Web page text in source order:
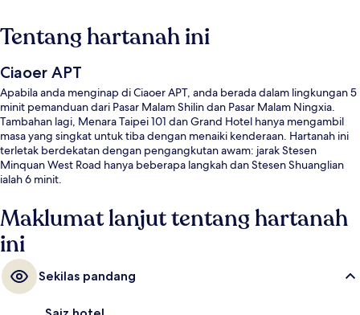
Tentang hartanah ini
Ciaoer APT
Apabila anda menginap di Ciaoer APT, anda berada dalam lingkungan 5
minit pemanduan dari Pasar Malam Shilin dan Pasar Malam Ningxia.
Tambahan lagi, Menara Taipei 101 dan Grand Hotel hanya mengambil
masa yang singkat untuk tiba dengan menaiki kenderaan. Hartanah ini
terletak berdekatan dengan pengangkutan awam: jarak Stesen
Minquan West Road hanya beberapa langkah dan Stesen Shuanglian
ialah 6 minit.
Maklumat lanjut tentang hartanah
ini
Sekilas pandang